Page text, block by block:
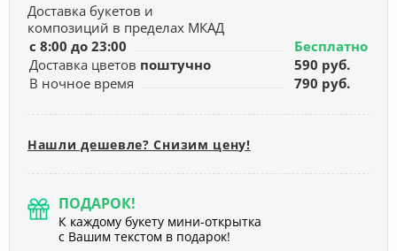
Доставка букетов и
композиций в пределах МКАД
с 8:00 до 23:00
Бесплатно
Доставка цветов поштучно
590 руб.
В ночное время
790 руб.
Нашли дешевле? Снизим цену!
ПОДАРОК!
К каждому букету мини-открытка
с Вашим текстом в подарок!